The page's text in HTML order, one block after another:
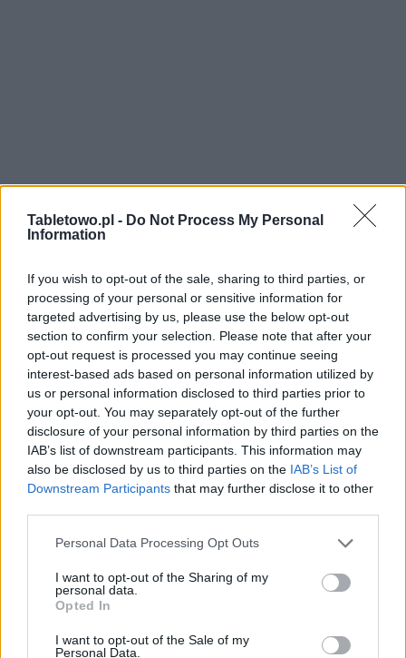
Tabletowo.pl - Do Not Process My Personal
Information
If you wish to opt-out of the sale, sharing to third parties, or
processing of your personal or sensitive information for
targeted advertising by us, please use the below opt-out
section to confirm your selection. Please note that after your
opt-out request is processed you may continue seeing
interest-based ads based on personal information utilized by
us or personal information disclosed to third parties prior to
your opt-out. You may separately opt-out of the further
disclosure of your personal information by third parties on the
IAB’s list of downstream participants. This information may
also be disclosed by us to third parties on the IAB’s List of
Downstream Participants that may further disclose it to other
Please note that this website/app uses one or more Google
not limited to your visit or usage behaviour. You may click to
grant or deny consent to Google and its third-party tags to
use your data for below specified purposes in below Google
consent section.
Personal Data Processing Opt Outs
I want to opt-out of the Sharing of my
personal data.
Opted In
I want to opt-out of the Sale of my
Personal Data.